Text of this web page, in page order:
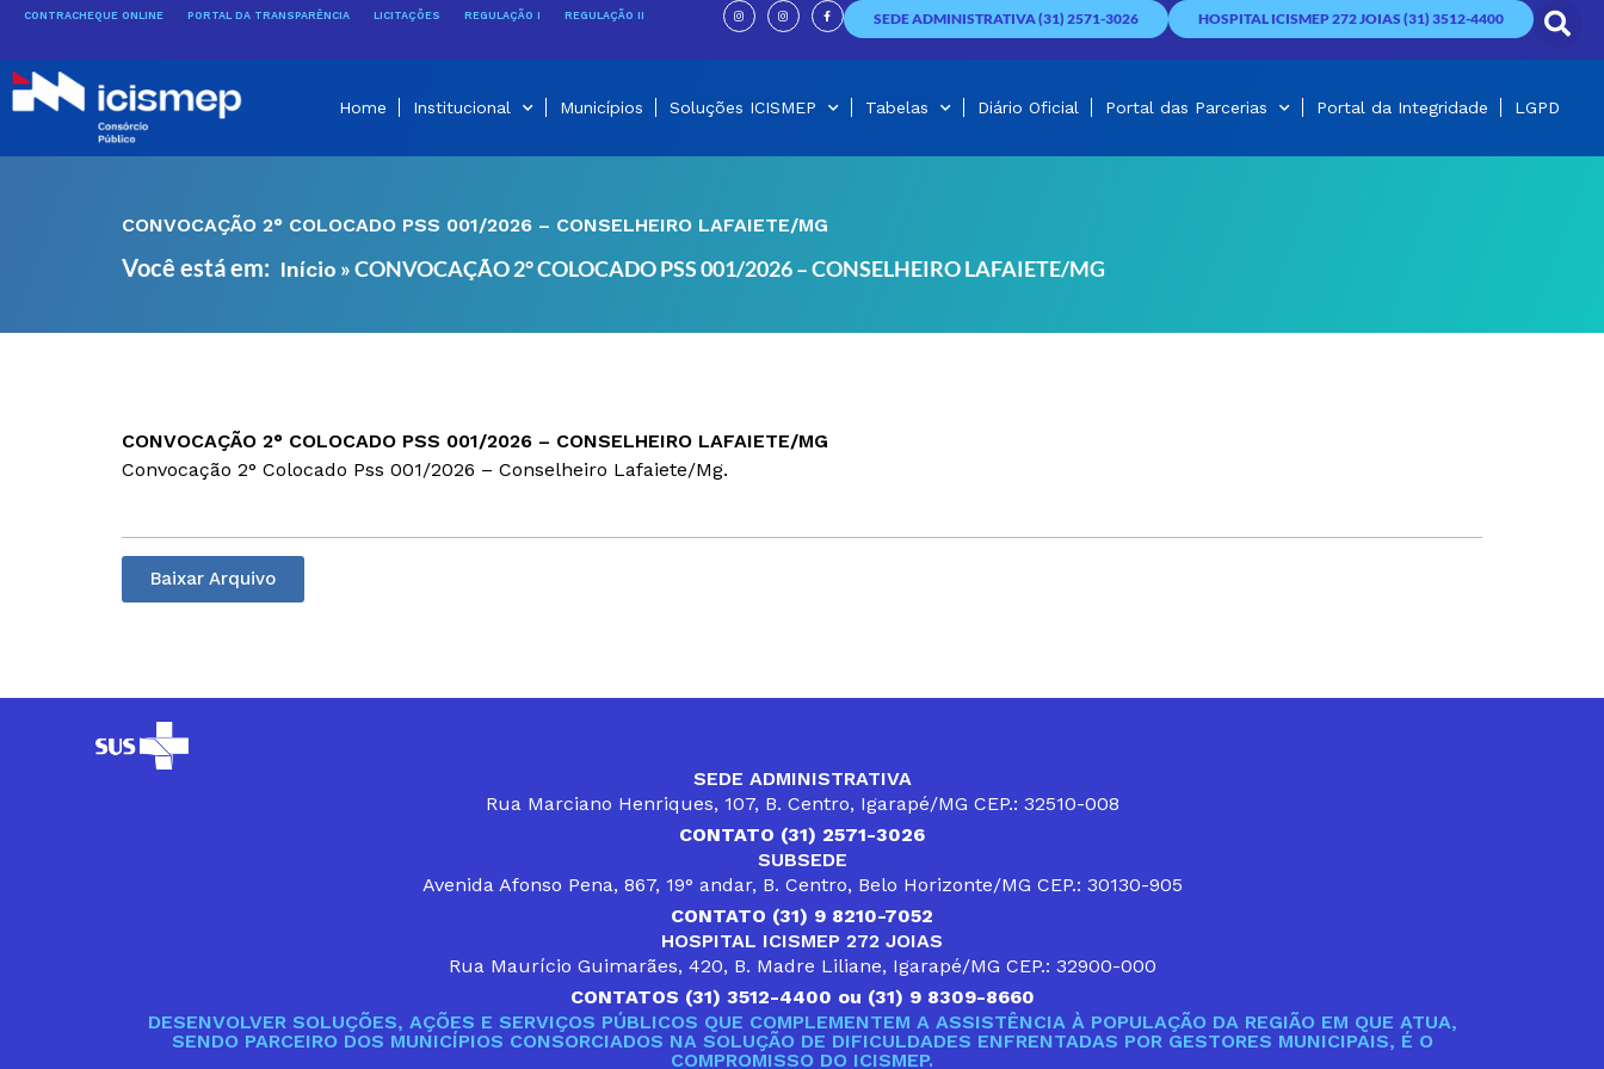
conteúdo
CONTRACHEQUE ONLINE PORTAL DA TRANSPARÊNCIA LICITAÇÕES REGULAÇÃO I REGULAÇÃO II
I
n
s
t
g
I
n
s
t
g
F
a
c
e
o
SEDE ADMINISTRATIVA (31) 2571-3026 HOSPITAL ICISMEP 272 JOIAS (31) 3512-4400
Home Institucional Municípios Soluções ICISMEP Tabelas Diário Oficial Portal das Parcerias Portal da Integridade LGPD
CONVOCAÇÃO 2° COLOCADO PSS 001/2026 – CONSELHEIRO LAFAIETE/MG
Você está em: Início »CONVOCAÇÃO 2° COLOCADO PSS 001/2026 – CONSELHEIRO LAFAIETE/MG
CONVOCAÇÃO 2° COLOCADO PSS 001/2026 – CONSELHEIRO LAFAIETE/MG
Convocação 2° Colocado Pss 001/2026 – Conselheiro Lafaiete/Mg.
Baixar Arquivo
SEDE ADMINISTRATIVA
Rua Marciano Henriques, 107, B. Centro, Igarapé/MG CEP.: 32510-008
CONTATO (31) 2571-3026
SUBSEDE
Avenida Afonso Pena, 867, 19° andar, B. Centro, Belo Horizonte/MG CEP.: 30130-905
CONTATO (31) 9 8210-7052
HOSPITAL ICISMEP 272 JOIAS
Rua Maurício Guimarães, 420, B. Madre Liliane, Igarapé/MG CEP.: 32900-000
CONTATOS (31) 3512-4400 ou (31) 9 8309-8660
DESENVOLVER SOLUÇÕES, AÇÕES E SERVIÇOS PÚBLICOS QUE COMPLEMENTEM A ASSISTÊNCIA À POPULAÇÃO DA REGIÃO EM QUE ATUA,
SENDO PARCEIRO DOS MUNICÍPIOS CONSORCIADOS NA SOLUÇÃO DE DIFICULDADES ENFRENTADAS POR GESTORES MUNICIPAIS, É O
COMPROMISSO DO ICISMEP.